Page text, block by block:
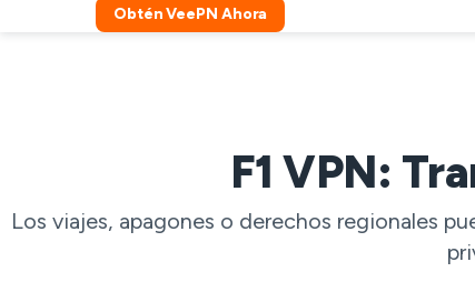
Obtén VeePN Ahora
F1 VPN:
Los viajes, apagones o derechos regionales